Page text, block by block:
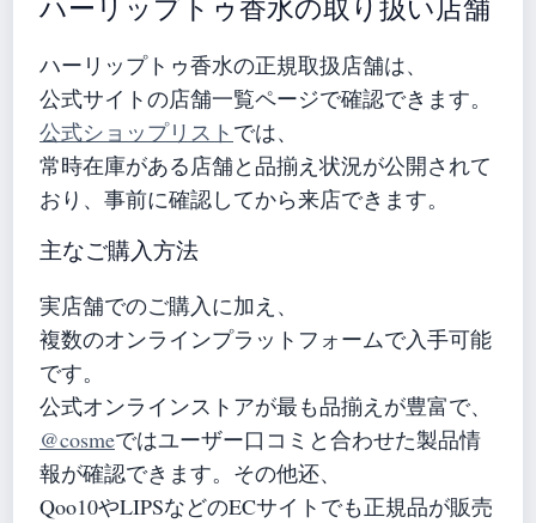
ハーリップトゥ香水の取り扱い店舗
ハーリップトゥ香水の正規取扱店舗は、
公式サイトの店舗一覧ページで確認できます。
公式ショップリスト では、
常時在庫がある店舗と品揃え状況が公開されて
おり、事前に確認してから来店できます。
主なご購入方法
実店舗でのご購入に加え、
複数のオンラインプラットフォームで入手可能
です。
公式オンラインストアが最も品揃えが豊富で、
@cosmeではユーザー口コミと合わせた製品情
報が確認できます。その他还、
Qoo10やLIPSなどのECサイトでも正規品が販売